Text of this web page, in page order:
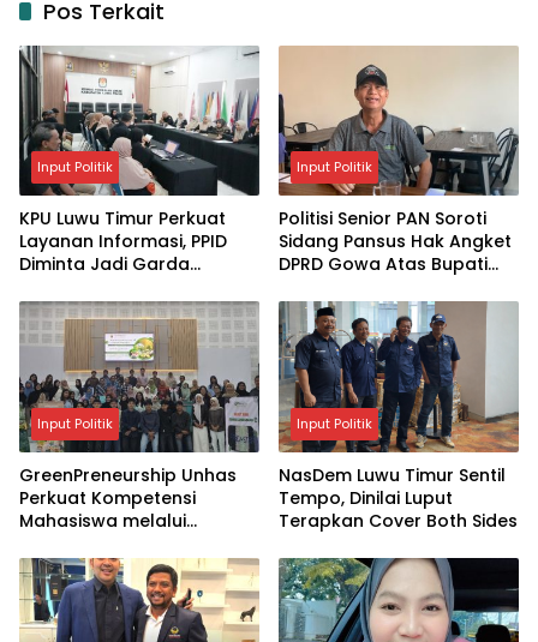
Pos Terkait
Input Politik
KPU Luwu Timur Perkuat
Layanan Informasi, PPID
Diminta Jadi Garda
Input Politik
Politisi Senior PAN Soroti
Sidang Pansus Hak Angket
DPRD Gowa Atas Bupati
Input Politik
GreenPreneurship Unhas
Perkuat Kompetensi
Mahasiswa melalui
Keberlanjutan
Input Politik
NasDem Luwu Timur Sentil
Tempo, Dinilai Luput
Terapkan Cover Both Sides